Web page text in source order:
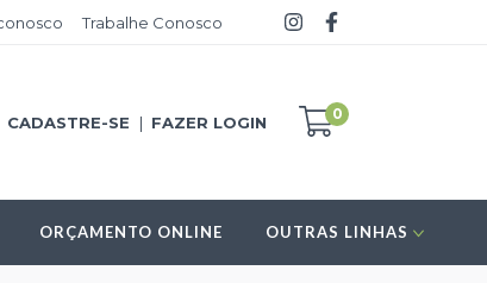
Trabalhe Conosco
CADASTRE-SE | FAZER LOGIN 0
ORÇAMENTO ONLINE OUTRAS LINHAS